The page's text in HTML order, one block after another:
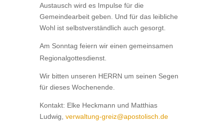
Austausch wird es Impulse für die
Gemeindearbeit geben. Und für das leibliche
Wohl ist selbstverständlich auch gesorgt.
Am Sonntag feiern wir einen gemeinsamen
Regionalgottesdienst.
Wir bitten unseren HERRN um seinen Segen
für dieses Wochenende.
Kontakt: Elke Heckmann und Matthias
Ludwig, verwaltung-greiz@apostolisch.de